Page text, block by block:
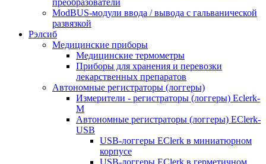
ModBUS-модули ввода / вывода с гальванической
развязкой
Рэлсиб
Медицинские приборы
Медицинские термометры
Приборы для хранения и перевозки
лекарственных препаратов
Автономные регистраторы (логгеры)
Измерители - регистраторы (логгеры) Eclerk-
M
Автономные регистраторы (логгеры) EClerk-
USB
USB-логгеры EClerk в миниатюрном
корпусе
USB-логгеры EClerk в герметичном